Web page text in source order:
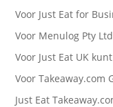
Voor Just Eat for
Voor Menulog Pty
Voor Just Eat UK
Voor Takeaway.com
Just Eat